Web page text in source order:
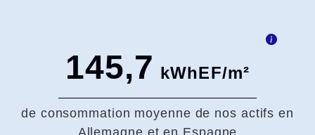
145,7 kWhEF/m²
de consommation moyenne de nos actifs en
Allemagne et en Espagne